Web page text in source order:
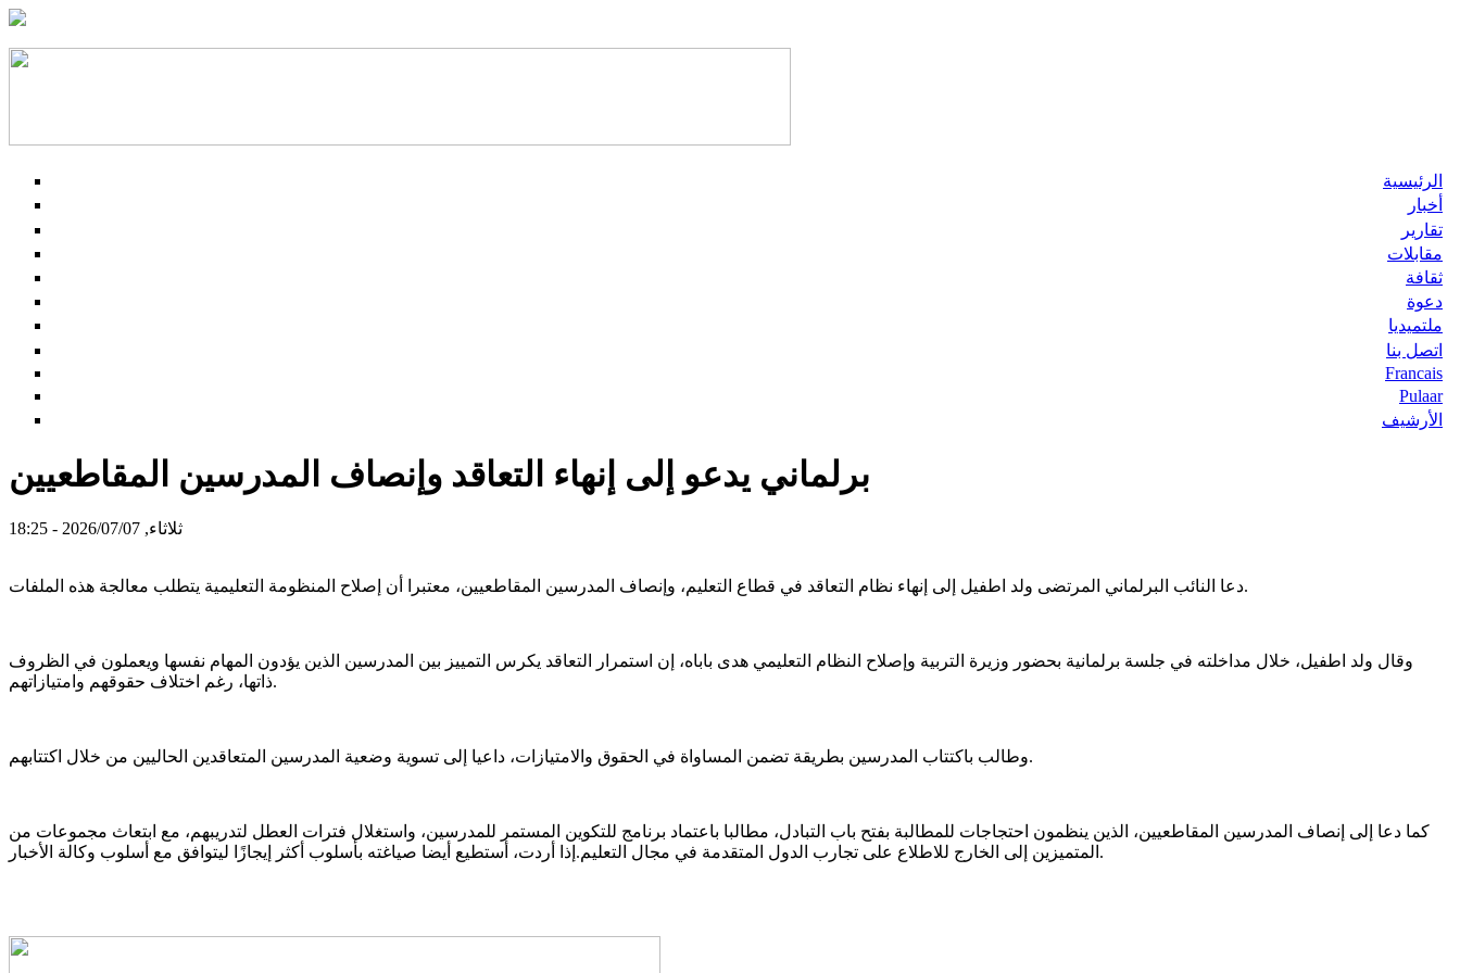
الرئيسية
أخبار
تقارير
مقابلات
ثقافة
دعوة
ملتميديا
اتصل بنا
Francais
Pulaar
الأرشيف
برلماني يدعو إلى إنهاء التعاقد وإنصاف المدرسين المقاطعيين
ثلاثاء, 2026/07/07 - 18:25
دعا النائب البرلماني المرتضى ولد اطفيل إلى إنهاء نظام التعاقد في قطاع التعليم، وإنصاف المدرسين المقاطعيين، معتبرا أن إصلاح المنظومة التعليمية يتطلب معالجة هذه الملفات.
وقال ولد اطفيل، خلال مداخلته في جلسة برلمانية بحضور وزيرة التربية وإصلاح النظام التعليمي هدى باباه، إن استمرار التعاقد يكرس التمييز بين المدرسين الذين يؤدون المهام نفسها ويعملون في الظروف
ذاتها، رغم اختلاف حقوقهم وامتيازاتهم.
وطالب باكتتاب المدرسين بطريقة تضمن المساواة في الحقوق والامتيازات، داعيا إلى تسوية وضعية المدرسين المتعاقدين الحاليين من خلال اكتتابهم.
كما دعا إلى إنصاف المدرسين المقاطعيين، الذين ينظمون احتجاجات للمطالبة بفتح باب التبادل، مطالبا باعتماد برنامج للتكوين المستمر للمدرسين، واستغلال فترات العطل لتدريبهم، مع ابتعاث مجموعات من
المتميزين إلى الخارج للاطلاع على تجارب الدول المتقدمة في مجال التعليم.إذا أردت، أستطيع أيضا صياغته بأسلوب أكثر إيجازًا ليتوافق مع أسلوب وكالة الأخبار.